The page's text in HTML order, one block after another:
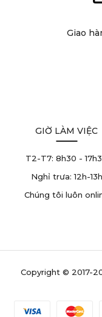
Giao
GIỜ LÀM VIỆC
T2-T7: 8h30 -
Nghỉ trưa: 12h-13h
Chúng tôi luôn
Copyright © 2017-